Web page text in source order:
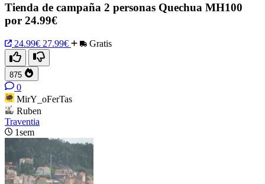
Tienda de campaña 2 personas Quechua MH100
por 24.99€
24.99€ 27.99€ Gratis
875
0
MirY_oFerTas
Ruben
Traventia
1sem